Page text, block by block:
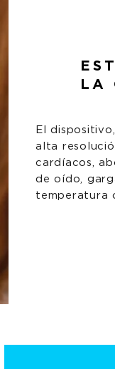
LA
El
alta
cardíacos,
de oído,
temperatura